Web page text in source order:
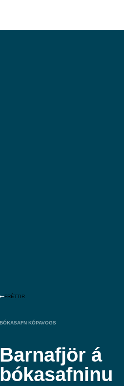
FRÉTTIR
BÓKASAFN KÓPAVOGS
Barnafjör á
bókasafninu